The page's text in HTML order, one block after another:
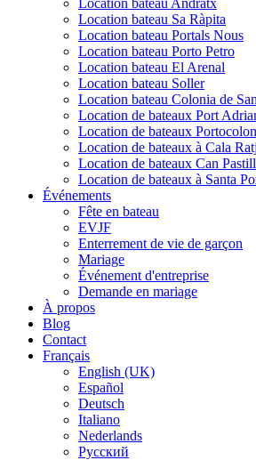
Location bateau Andratx
Location bateau Sa Ràpita
Location bateau Portals Nous
Location bateau Porto Petro
Location bateau El Arenal
Location bateau Soller
Location bateau Colonia de
Location de bateaux Port
Location de bateaux
Location de bateaux à Cala
Location de bateaux Can
Location de bateaux à Santa
Événements
Fête en bateau
EVJF
Enterrement de vie de garçon
Mariage
Événement d'entreprise
Demande en mariage
À propos
Blog
Contact
Français
English (UK)
Español
Deutsch
Italiano
Nederlands
Русский